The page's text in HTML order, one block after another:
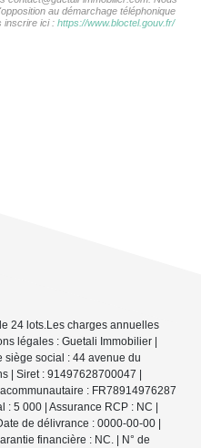
au démarchage téléphonique
inscrire ici : https://www.bloctel.gouv.fr/
24 lots.Les charges annuelles
légales : Guetali Immobilier |
siège social : 44 avenue du
| Siret : 91497628700047 |
: FR78914976287
: 5 000 | Assurance RCP : NC |
de délivrance : 0000-00-00 |
financière : NC. | N° de